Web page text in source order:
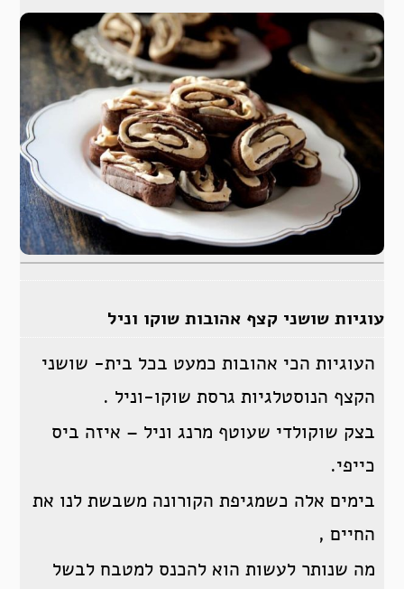
עוגיות שושני קצף אהובות שוקו וניל
העוגיות הכי אהובות כמעט בכל בית- שושני
הקצף הנוסטלגיות גרסת שוקו-וניל .
בצק שוקולדי שעוטף מרנג וניל – איזה ביס
כייפי.
בימים אלה כשמגיפת הקורונה משבשת לנו את
החיים ,
מה שנותר לעשות הוא להכנס למטבח לבשל